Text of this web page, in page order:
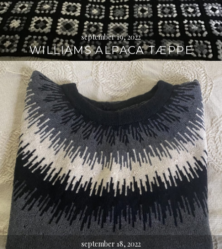
september 19, 2022
WILLIAMS ALPACA TÆPPE
september 18, 2022